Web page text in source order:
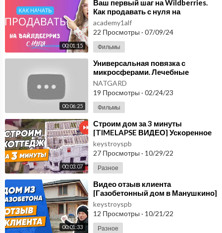
00:01:15
⁣Ваш первый шаг на Wildberries.
Как продавать с нуля на
вайлдберриз, смотрите видео.
academy1alf
22 Просмотры · 07/09/24
Фильмы
00:06:25
⁣Универсальная повязка с
микросферами. Лечебные
микросферы купить в России.
Видео отзыв, микросферы
NATGARD
19 Просмотры · 02/24/23
Фильмы
00:03:07
⁣Строим дом за 3 минуты
[TIMELAPSE ВИДЕО] Ускоренное
строительство дома из
газобетона под ключ в СПб
keystroyspb
27 Просмотры · 10/29/22
Разное
00:01:33
⁣Видео отзыв клиента
[Газобетонный дом в Манушкино]
Строительство частного дома из
газобетона в СПб
keystroyspb
12 Просмотры · 10/21/22
Разное